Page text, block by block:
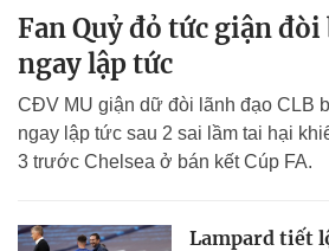
Fan Quỷ đỏ tức giận đòi
ngay lập tức
CĐV MU giận dữ đòi lãnh đạo CLB
ngay lập tức sau 2 sai lầm tai hại
3 trước Chelsea ở bán kết Cúp FA.
Lampard tiết